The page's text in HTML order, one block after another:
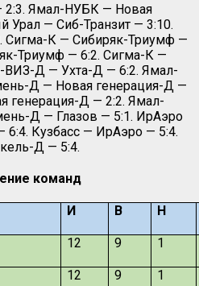
2:3. Ямал-НУБК — Новая
— Сиб-Транзит — 3:10.
К — Сибиряк-Триумф —
Триумф — 6:2. Сигма-К —
ВИЗ-Д — Ухта-Д — 6:2. Ямал-
Д — Новая генерация-Д —
генерация-Д — 2:2. Ямал-
Д — Глазов — 5:1. ИрАэро
Кузбасс — ИрАэро — 5:4.
Д — 5:4.
команд
И В Н
12 9 1
12 9 1